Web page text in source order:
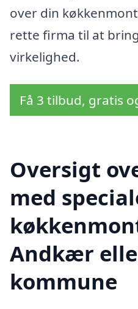
over din
rette firma til at
virkelighed.
Få 3 tilbud, gratis
Oversigt
med
Andkær
kommune